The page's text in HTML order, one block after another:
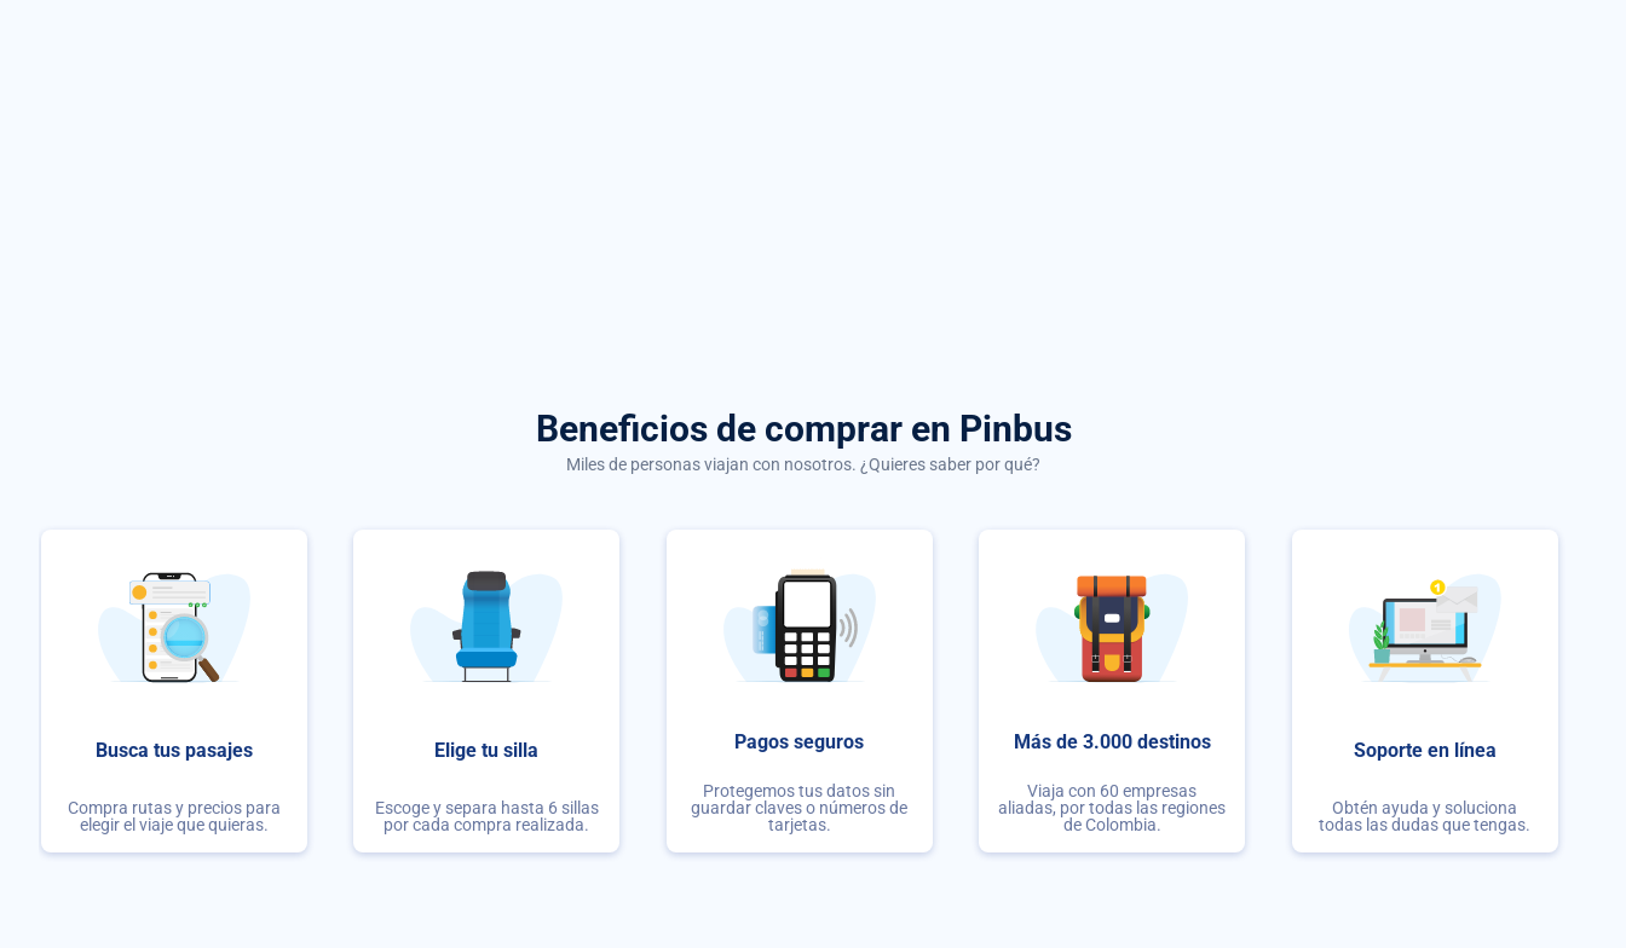
Beneficios de comprar en Pinbus
Miles de personas viajan con nosotros. ¿Quieres saber por qué?
Busca tus pasajes
Compra rutas y precios para
elegir el viaje que quieras.
Elige tu silla
Escoge y separa hasta 6 sillas
por cada compra realizada.
Pagos seguros
Protegemos tus datos sin
guardar claves o números de
tarjetas.
Más de 3.000 destinos
Viaja con 60 empresas
aliadas, por todas las regiones
de Colombia.
Soporte en línea
Obtén ayuda y soluciona
todas las dudas que tengas.